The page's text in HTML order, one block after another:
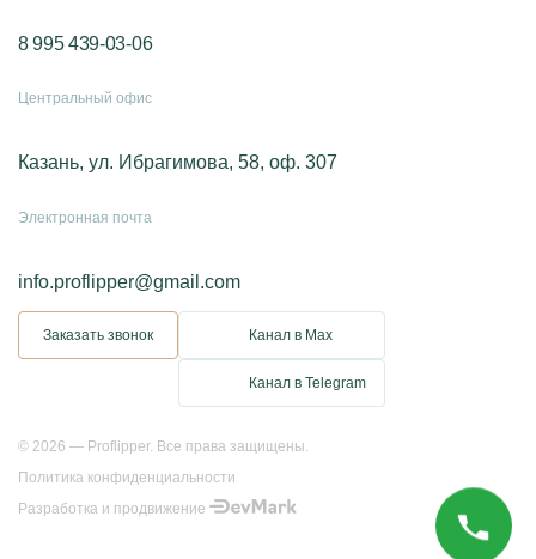
8 995 439-03-06
Центральный офис
Казань, ул. Ибрагимова, 58, оф. 307
Электронная почта
info.proflipper@gmail.com
Заказать звонок Канал в Max
Канал в Telegram
© 2026 — Proflipper. Все права защищены.
Политика конфиденциальности
Разработка и продвижение